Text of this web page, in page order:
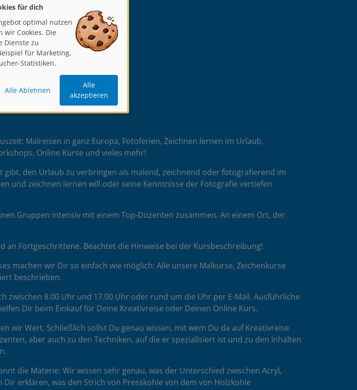
Malreisen in ganz Europa, Fotoferien, Zeichnen lernen im Urlaub,
Online Kurse und vieles mehr!
den Urlaub zu verbringen als malend, zeichnend oder fotografierend im
und zeichnen lernen will oder seine Kenntnisse der Fotografie vertiefen
Gruppen intensiv mit einem Top-Dozenten zusammen. An einem Ort, der
Fortgeschrittene. Beachtet die Hinweise bei der Kursbeschreibung!
machen wir Dir so einfach wie möglich: Alle unsere Malkurse, Zeichenkurse
beschrieben.
zwischen 8.00 Uhr und 17.00 Uhr oder rund um die Uhr per E-Mail. Ausführliche
Dir beim Einkauf für Deine Kreativreise oder Deinen Online Kurs.
wir Wert. Schließlich sollst Du genau wissen, mit wem Du da auf Kreativreise
aber auch zu den Techniken, auf die er spezialisiert ist und zu den Inhalten
die Materie: Wir wissen sehr genau, was der Unterschied zwischen Acryl,
erklären, was den Strich von Presskohle von dem von Holzkohle
für dich
optimal nutzen
wir Cookies. Die
Dienste zu
für Marketing,
Statistiken.
Alle Ablehnen
Alle
akzeptieren